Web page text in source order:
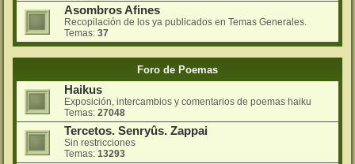
Asombros Afines
Recopilación de los ya publicados en Temas Generales.
Temas: 37
Foro de Poemas
Haikus
Exposición, intercambios y comentarios de poemas haiku
Temas: 27048
Tercetos. Senryûs. Zappai
Sin restricciones
Temas: 13293